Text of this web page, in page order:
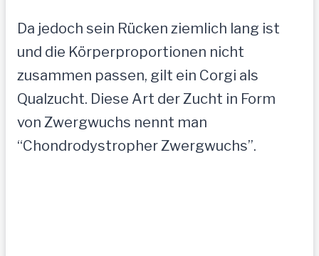
Da jedoch sein Rücken ziemlich lang ist
und die Körperproportionen nicht
zusammen passen, gilt ein Corgi als
Qualzucht. Diese Art der Zucht in Form
von Zwergwuchs nennt man
“Chondrodystropher Zwergwuchs”.